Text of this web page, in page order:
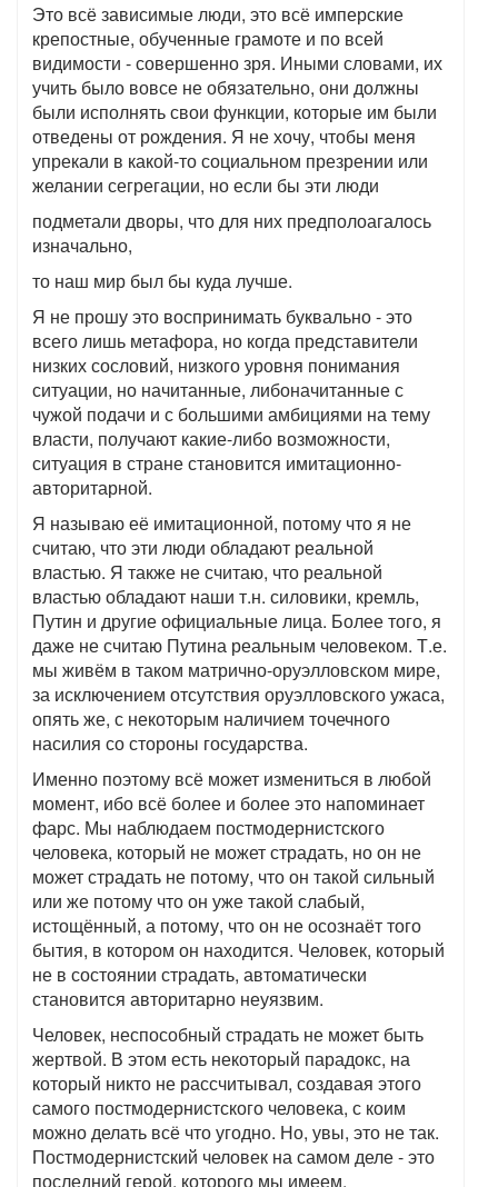
Это всё зависимые люди, это всё имперские
крепостные, обученные грамоте и по всей
видимости - совершенно зря. Иными словами, их
учить было вовсе не обязательно, они должны
были исполнять свои функции, которые им были
отведены от рождения. Я не хочу, чтобы меня
упрекали в какой-то социальном презрении или
желании сегрегации, но если бы эти люди
подметали дворы, что для них предполоагалось
изначально,
то наш мир был бы куда лучше.
Я не прошу это воспринимать буквально - это
всего лишь метафора, но когда представители
низких сословий, низкого уровня понимания
ситуации, но начитанные, либоначитанные с
чужой подачи и с большими амбициями на тему
власти, получают какие-либо возможности,
ситуация в стране становится имитационно-
авторитарной.
Я называю её имитационной, потому что я не
считаю, что эти люди обладают реальной
властью. Я также не считаю, что реальной
властью обладают наши т.н. силовики, кремль,
Путин и другие официальные лица. Более того, я
даже не считаю Путина реальным человеком. Т.е.
мы живём в таком матрично-оруэлловском мире,
за исключением отсутствия оруэлловского ужаса,
опять же, с некоторым наличием точечного
насилия со стороны государства.
Именно поэтому всё может измениться в любой
момент, ибо всё более и более это напоминает
фарс. Мы наблюдаем постмодернистского
человека, который не может страдать, но он не
может страдать не потому, что он такой сильный
или же потому что он уже такой слабый,
истощённый, а потому, что он не осознаёт того
бытия, в котором он находится. Человек, который
не в состоянии страдать, автоматически
становится авторитарно неуязвим.
Человек, неспособный страдать не может быть
жертвой. В этом есть некоторый парадокс, на
который никто не рассчитывал, создавая этого
самого постмодернистского человека, с коим
можно делать всё что угодно. Но, увы, это не так.
Постмодернистский человек на самом деле - это
последний герой, которого мы имеем.